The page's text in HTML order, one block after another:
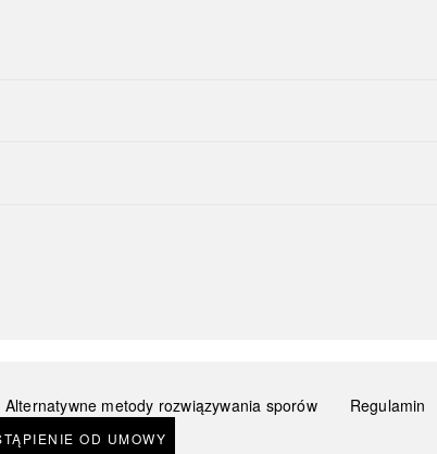
Alternatywne metody rozwiązywania sporów
Regulamin
OD UMOWY